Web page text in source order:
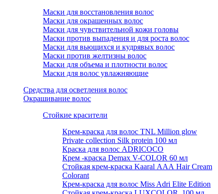
Маски для восстановления волос
Маски для окрашенных волос
Маски для чувствительной кожи головы
Маски против выпадения и для роста волос
Маски для вьющихся и кудрявых волос
Маски против желтизны волос
Маски для объема и плотности волос
Маски для волос увлажняющие
Средства для осветления волос
Окрашивание волос
Стойкие красители
Крем-краска для волос TNL Million glow
Private collection Silk protein 100 мл
Краска для волос ADRICOCO
Крем -краска Demax V-COLOR 60 мл
Стойкая крем-краска Kaaral ААА Hair Cream
Colorant
Крем-краска для волос Miss Adri Elite Edition